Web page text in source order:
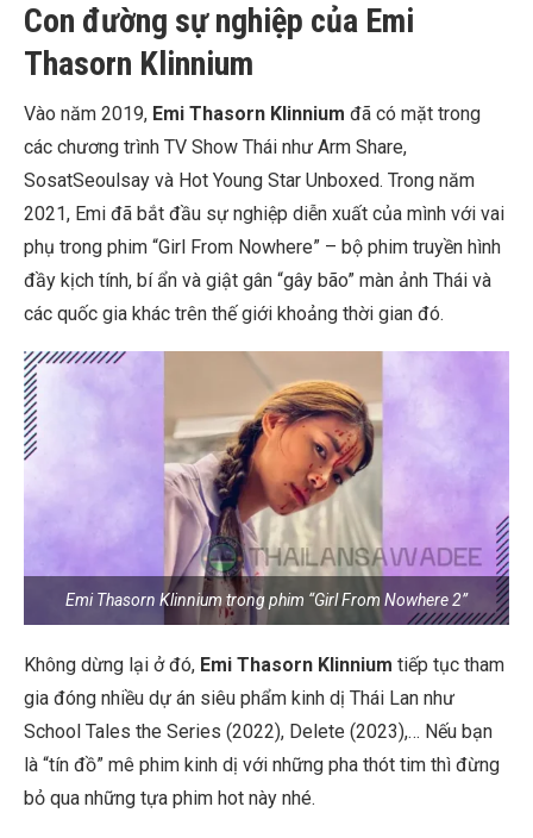
Con đường sự nghiệp của Emi
Thasorn Klinnium
Vào năm 2019, Emi Thasorn Klinnium đã có mặt trong
các chương trình TV Show Thái như Arm Share,
SosatSeoulsay và Hot Young Star Unboxed. Trong năm
2021, Emi đã bắt đầu sự nghiệp diễn xuất của mình với vai
phụ trong phim “Girl From Nowhere” – bộ phim truyền hình
đầy kịch tính, bí ẩn và giật gân “gây bão” màn ảnh Thái và
các quốc gia khác trên thế giới khoảng thời gian đó.
Emi Thasorn Klinnium trong phim “Girl From Nowhere 2”
Không dừng lại ở đó, Emi Thasorn Klinnium tiếp tục tham
gia đóng nhiều dự án siêu phẩm kinh dị Thái Lan như
School Tales the Series (2022), Delete (2023),… Nếu bạn
là “tín đồ” mê phim kinh dị với những pha thót tim thì đừng
bỏ qua những tựa phim hot này nhé.